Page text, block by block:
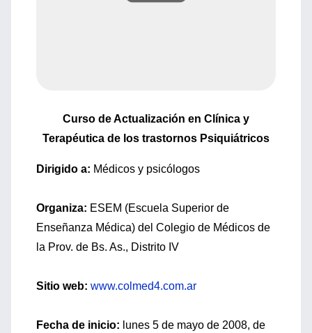
Curso de Actualización en Clínica y
Terapéutica de los trastornos Psiquiátricos
Dirigido a: Médicos y psicólogos
Organiza: ESEM (Escuela Superior de
Enseñanza Médica) del Colegio de Médicos de
la Prov. de Bs. As., Distrito IV
Sitio web: www.colmed4.com.ar
Fecha de inicio: lunes 5 de mayo de 2008, de